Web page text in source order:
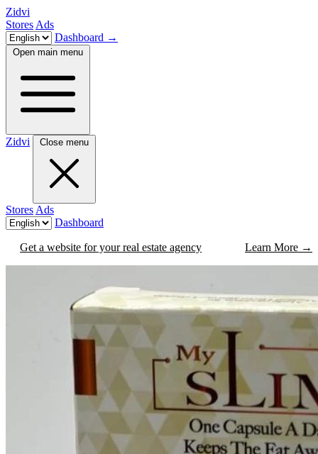
Zidvi
Stores Ads
Dashboard →
Open main menu
Zidvi Close menu
Stores Ads
Dashboard
Get a website for your real estate agency Learn More →